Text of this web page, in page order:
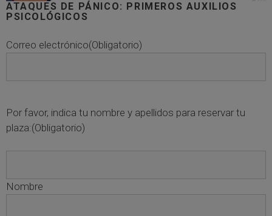
ATAQUES DE PÁNICO: PRIMEROS AUXILIOS
PSICOLÓGICOS
Correo electrónico(Obligatorio)
Por favor, indica tu nombre y apellidos para reservar tu
plaza:(Obligatorio)
Nombre